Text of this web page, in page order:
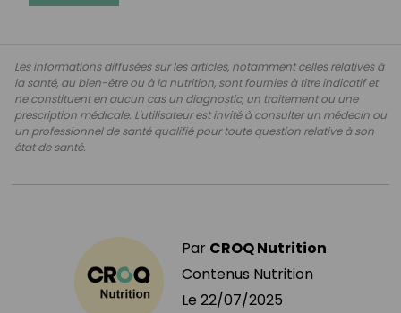
Les informations diffusées sur les articles, notamment celles relatives à
la santé, au bien-être ou à la nutrition, sont fournies à titre indicatif et
ne constituent en aucun cas un diagnostic, un traitement ou une
prescription médicale. L'utilisateur est invité à consulter un médecin ou
un professionnel de santé qualifié pour toute question relative à son
état de santé.
Par CROQ Nutrition
Contenus Nutrition
Le 22/07/2025